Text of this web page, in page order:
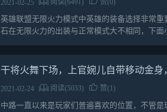
2021-02-25 阅读(6491) 赞(0)
英雄联盟无限火力模式中英雄的装备选择非常
石在无限火力的出装与正常模式大不相同，下
干将火舞下场，上官婉儿自带移动金身
2021-02-24 阅读(5033) 赞(1)
中路一直以来是玩家们普遍喜欢的位置，不管